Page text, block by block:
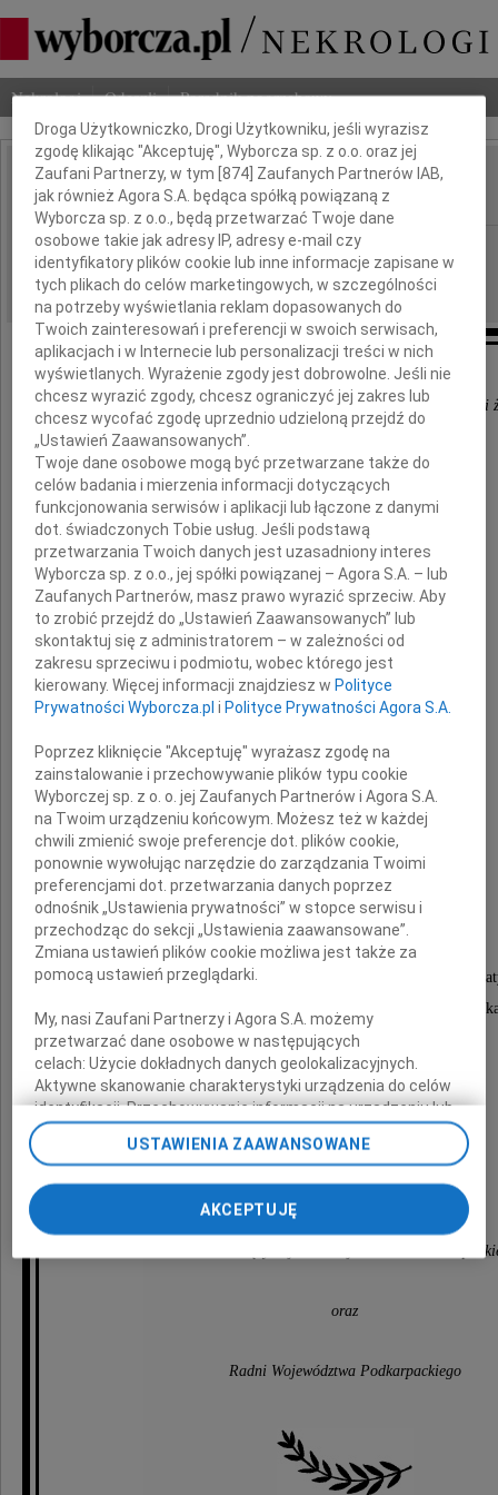
Nekrologi Odeszli Poradnik pogrzebowy
IMIĘ I NAZWISKO: Jan Krupa
REGION: Rzeszów
DATA EMISJI: 07.12.2023
"Odszedłeś tak nagle, pozostawiając smutek i wielki
Trudno tu będzie wszystkim bez Ciebie"
Wyrazy współczucia dla
Rodziny i Najbliższych
z powodu śmierci
Jana Kurpa
Nauczyciela i dyrektora szkół,
Rzeszowskiego i Podkarpackiego Kuratora
Radnego i Przewodniczącego Sejmiku Województwa
Wojewody Podkarpackiego
Przewodniczący Sejmiku Województwa
oraz
Radni Województwa Podkarpackiego
Dbamy o Twoją prywatność
Droga Użytkowniczko, Drogi Użytkowniku, jeśli wyrazisz
zgodę klikając "Akceptuję", Wyborcza sp. z o.o. oraz jej
Zaufani Partnerzy, w tym [874 ] Zaufanych Partnerów IAB,
jak również Agora S.A. będąca spółką powiązaną z
Wyborcza sp. z o.o., będą przetwarzać Twoje dane
osobowe takie jak adresy IP, adresy e-mail czy
identyfikatory plików cookie lub inne informacje zapisane w
tych plikach do celów marketingowych, w szczególności
na potrzeby wyświetlania reklam dopasowanych do
Twoich zainteresowań i preferencji w swoich serwisach,
aplikacjach i w Internecie lub personalizacji treści w nich
wyświetlanych. Wyrażenie zgody jest dobrowolne. Jeśli nie
chcesz wyrazić zgody, chcesz ograniczyć jej zakres lub
chcesz wycofać zgodę uprzednio udzieloną przejdź do
„Ustawień Zaawansowanych”.
Twoje dane osobowe mogą być przetwarzane także do
celów badania i mierzenia informacji dotyczących
funkcjonowania serwisów i aplikacji lub łączone z danymi
dot. świadczonych Tobie usług. Jeśli podstawą
przetwarzania Twoich danych jest uzasadniony interes
Wyborcza sp. z o.o., jej spółki powiązanej – Agora S.A. – lub
Zaufanych Partnerów, masz prawo wyrazić sprzeciw. Aby
to zrobić przejdź do „Ustawień Zaawansowanych” lub
skontaktuj się z administratorem – w zależności od
zakresu sprzeciwu i podmiotu, wobec którego jest
kierowany. Więcej informacji znajdziesz w Polityce
Prywatności Wyborcza.pl i Polityce Prywatności Agora S.A.
Poprzez kliknięcie "Akceptuję" wyrażasz zgodę na
zainstalowanie i przechowywanie plików typu cookie
Wyborczej sp. z o. o. jej Zaufanych Partnerów i Agora S.A.
na Twoim urządzeniu końcowym. Możesz też w każdej
chwili zmienić swoje preferencje dot. plików cookie,
ponownie wywołując narzędzie do zarządzania Twoimi
preferencjami dot. przetwarzania danych poprzez
odnośnik „Ustawienia prywatności” w stopce serwisu i
przechodząc do sekcji „Ustawienia zaawansowane”.
Zmiana ustawień plików cookie możliwa jest także za
pomocą ustawień przeglądarki.
My, nasi Zaufani Partnerzy i Agora S.A. możemy
przetwarzać dane osobowe w następujących
celach:Użycie dokładnych danych geolokalizacyjnych.
Aktywne skanowanie charakterystyki urządzenia do celów
identyfikacji. Przechowywanie informacji na urządzeniu lub
dostęp do nich. Spersonalizowane reklamy i treści, pomiar
reklam i treści, badnie odbiorców i ulepszanie usług.
USTAWIENIA ZAAWANSOWANE
AKCEPTUJĘ